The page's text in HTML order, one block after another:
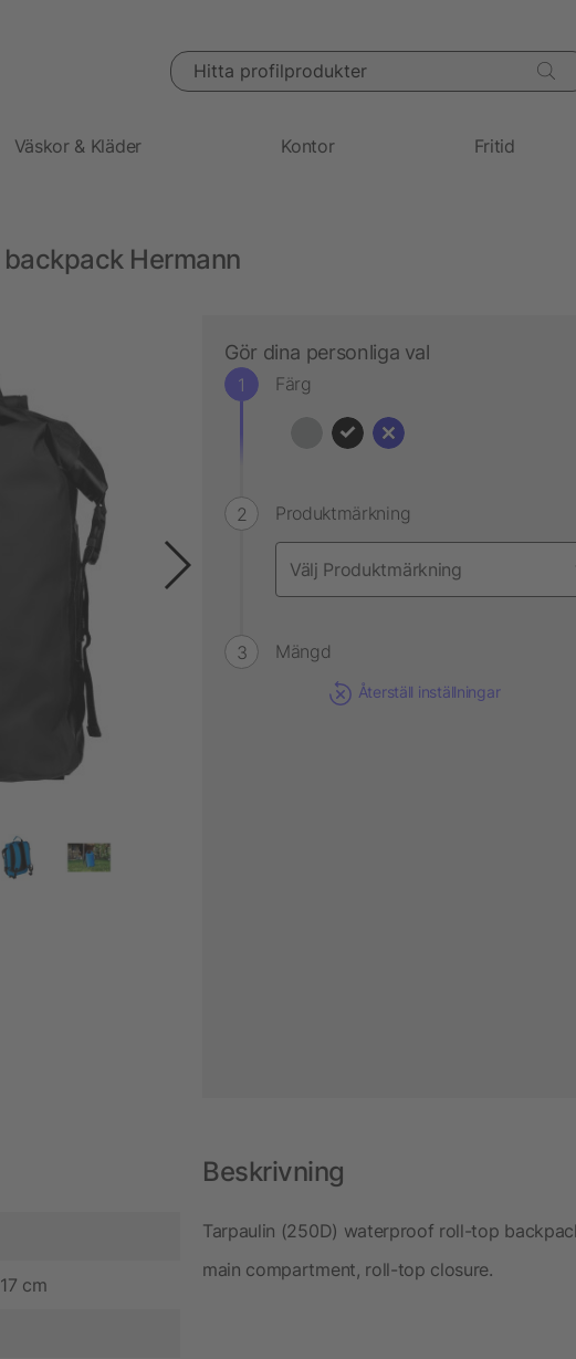
Hitta profilprodukter
Väskor & Kläder Kontor Fritid
Hermann
Gör dina personliga val
Färg
Produktmärkning
Mängd
Återställ inställningar
cm
Beskrivning
Tarpaulin (250D) waterproof roll-top
main compartment, roll-top closure.